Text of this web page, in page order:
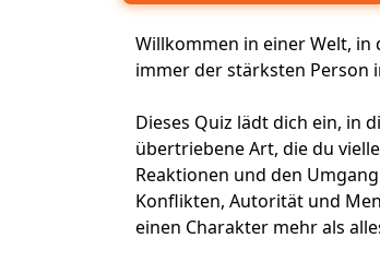
Willkommen in einer Welt,
immer der stärksten Person
Dieses Quiz lädt dich ein, in
übertriebene Art, die du
Reaktionen und den
Konflikten, Autorität und
einen Charakter mehr als